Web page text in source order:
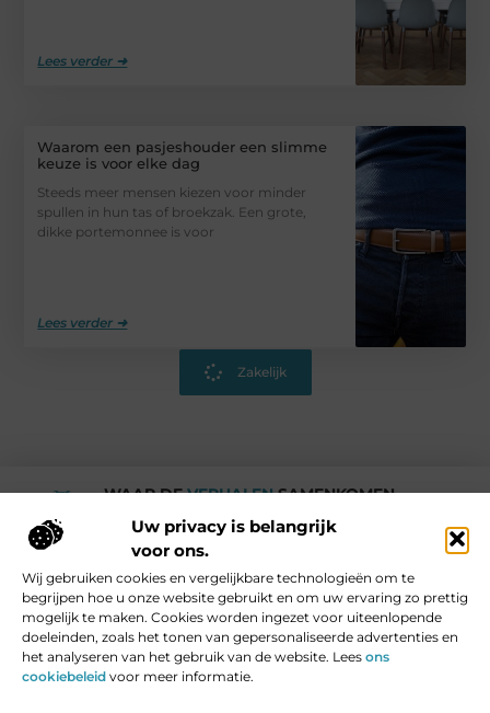
Uw privacy is belangrijk
voor ons.
Wij gebruiken cookies en vergelijkbare technologieën om te
begrijpen hoe u onze website gebruikt en om uw ervaring zo prettig
mogelijk te maken. Cookies worden ingezet voor uiteenlopende
doeleinden, zoals het tonen van gepersonaliseerde advertenties en
het analyseren van het gebruik van de website. Lees ons
cookiebeleid voor meer informatie.
Lees verder ➜
Waarom een pasjeshouder een slimme
keuze is voor elke dag
Steeds meer mensen kiezen voor minder
spullen in hun tas of broekzak. Een grote,
dikke portemonnee is voor
Lees verder ➜
Zakelijk
WAAR DEVERHALENSAMENKOMEN.
Media en Beroemde mensen
Vind Ons Hier :